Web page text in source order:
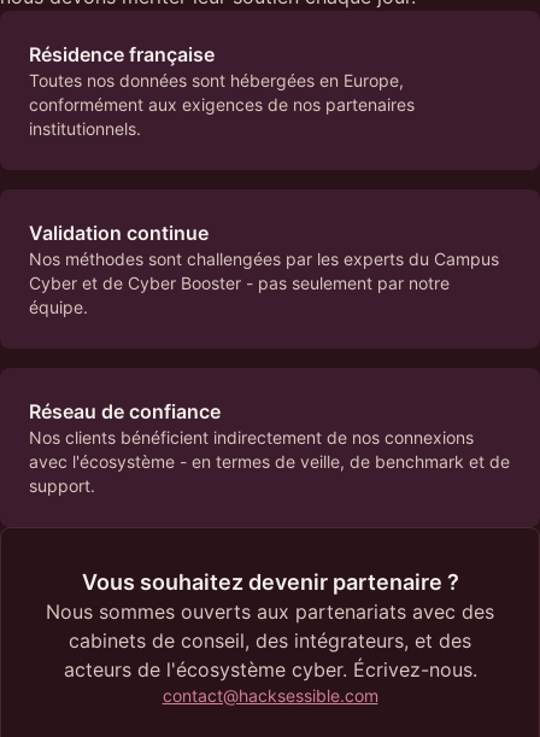
Résidence française
Toutes nos données sont hébergées en Europe,
conformément aux exigences de nos partenaires
institutionnels.
Validation continue
Nos méthodes sont challengées par les experts du Campus
Cyber et de Cyber Booster - pas seulement par notre
équipe.
Réseau de confiance
Nos clients bénéficient indirectement de nos connexions
avec l'écosystème - en termes de veille, de benchmark et de
support.
Vous souhaitez devenir partenaire ?
Nous sommes ouverts aux partenariats avec des
cabinets de conseil, des intégrateurs, et des
acteurs de l'écosystème cyber. Écrivez-nous.
contact@hacksessible.com